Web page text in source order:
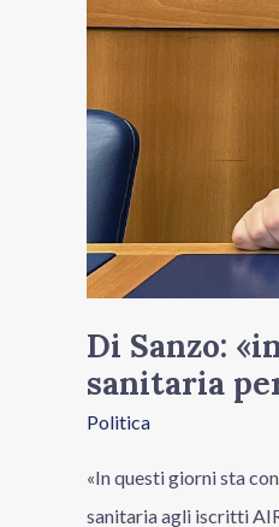
Di Sanzo:
sanitaria
Politica
«In questi giorni sta
sanitaria agli iscritti
all’estero»